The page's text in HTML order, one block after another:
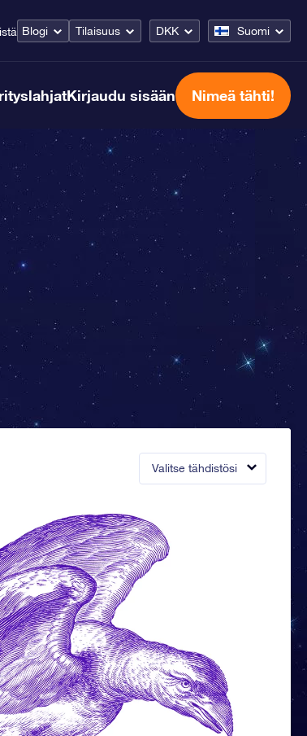
Blogi Tilaisuus DKK Suomi
Kirjaudu sisään Nimeä tähti!
Valitse tähdistösi